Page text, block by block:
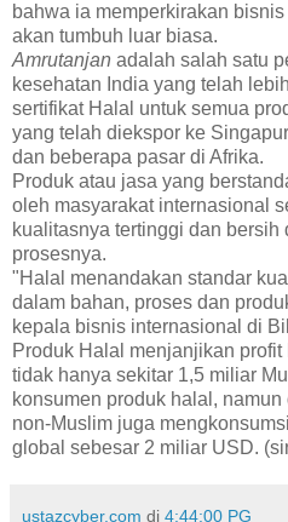
bahwa ia memperkirakan
akan tumbuh luar biasa.
Amrutanjan adalah salah satu
kesehatan India yang telah
sertifikat Halal untuk semua
yang telah diekspor ke
dan beberapa pasar di Afrika.
Produk atau jasa yang
oleh masyarakat internasional
kualitasnya tertinggi dan bersih
prosesnya.
"Halal menandakan standar
dalam bahan, proses dan
kepala bisnis internasional di
Produk Halal menjanjikan
tidak hanya sekitar 1,5 miliar
konsumen produk halal,
non-Muslim juga
global sebesar 2 miliar USD.
ustazcyber.com di 4:44:00 PG